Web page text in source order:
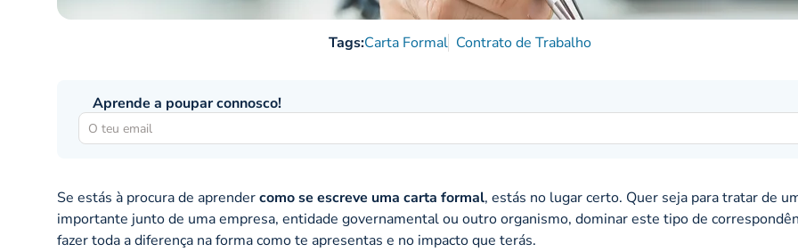
Tags:Carta Formal Contrato de Trabalho
Aprende a poupar connosco!
Se estás à procura de aprendercomo se escreve uma carta formal, estás no lugar certo. Quer seja para tratar de
importante junto de uma empresa, entidade governamental ou outro organismo, dominar este tipo de
fazer toda a diferença na forma como te apresentas e no impacto que terás.